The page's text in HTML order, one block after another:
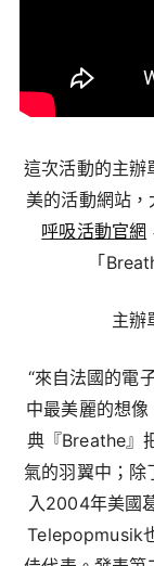
這次活動的主辦
美的活動網站
呼吸活動官網
「
主辦
“來自法國的電
中最美麗的想
典『Breathe』
氣的羽翼中；除
入2004年美國
Telepopmusik